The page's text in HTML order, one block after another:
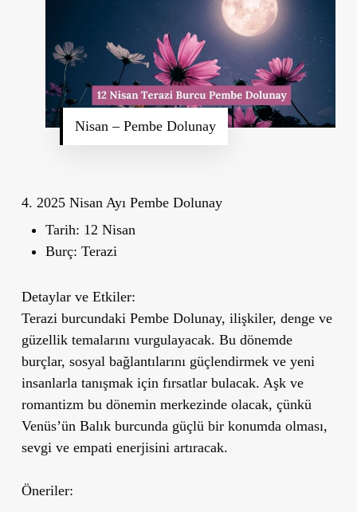
Nisan – Pembe Dolunay
4. 2025 Nisan Ayı Pembe Dolunay
Tarih: 12 Nisan
Burç: Terazi
Detaylar ve Etkiler:
Terazi burcundaki Pembe Dolunay, ilişkiler, denge ve
güzellik temalarını vurgulayacak. Bu dönemde
burçlar, sosyal bağlantılarını güçlendirmek ve yeni
insanlarla tanışmak için fırsatlar bulacak. Aşk ve
romantizm bu dönemin merkezinde olacak, çünkü
Venüs’ün Balık burcunda güçlü bir konumda olması,
sevgi ve empati enerjisini artıracak.
Öneriler: